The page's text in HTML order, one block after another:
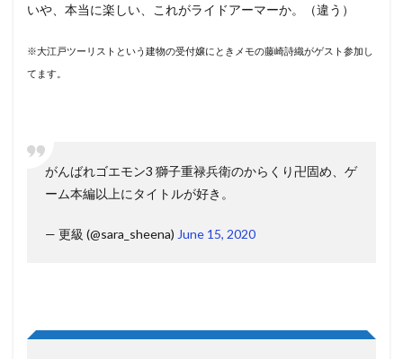
いや、本当に楽しい、これがライドアーマーか。（違う）
※大江戸ツーリストという建物の受付嬢にときメモの藤崎詩織がゲスト参加し
てます。
がんばれゴエモン3 獅子重禄兵衛のからくり卍固め、ゲ
ーム本編以上にタイトルが好き。
— 更級 (@sara_sheena) June 15, 2020